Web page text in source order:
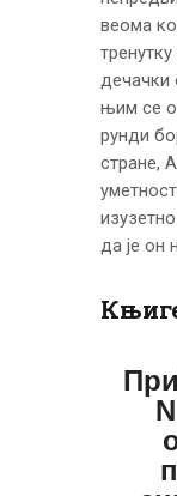
веома
дечачки
њим се
рунди
стране,
да је он